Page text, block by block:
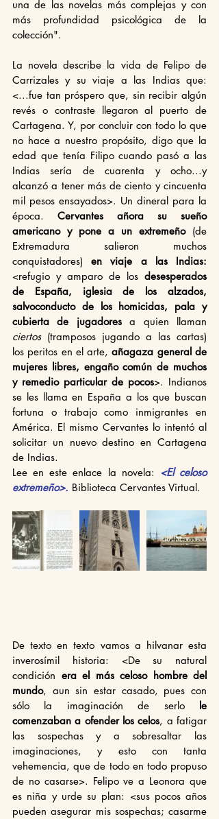
una de las novelas más complejas y con
más profundidad psicológica de la
colección".
La novela describe la vida de Felipo de
Carrizales y su viaje a las Indias que:
<...fue tan próspero que, sin recibir algún
revés o contraste llegaron al puerto de
Cartagena. Y, por concluir con todo lo que
no hace a nuestro propósito, digo que la
edad que tenía Filipo cuando pasó a las
Indias sería de cuarenta y ocho...y
alcanzó a tener más de ciento y cincuenta
mil pesos ensayados>. Un dineral para la
época. Cervantes añora su sueño
americano y pone a un extremeño (de
Extremadura salieron muchos
conquistadores) en viaje a las Indias:
<refugio y amparo de los desesperados
de España, iglesia de los alzados,
salvoconducto de los homicidas, pala y
cubierta de jugadores
ciertos (tramposos jugando a las cartas)
los peritos en el arte, añagaza general de
mujeres libres, engaño común de muchos
y remedio particular de pocos>. Indianos
se les llama en España a los que buscan
fortuna o trabajo como inmigrantes en
América. El mismo Cervantes lo intentó al
solicitar un nuevo destino en Cartagena
de Indias.
Lee en este enlace la novela:
<El celoso
extremeño>. Biblioteca Cervantes Virtual.
De texto en texto vamos a hilvanar esta
inverosímil historia: <De su natural
condición era el más celoso hombre del
mundo, aun sin estar casado, pues con
sólo la imaginación de serlo le
comenzaban a ofender los celos, a fatigar
las sospechas y a sobresaltar las
imaginaciones, y esto con tanta
vehemencia, que de todo en todo propuso
de no casarse>. Felipo ve a Leonora que
es niña y urde su plan: <sus pocos años
pueden asegurar mis sospechas; casarme